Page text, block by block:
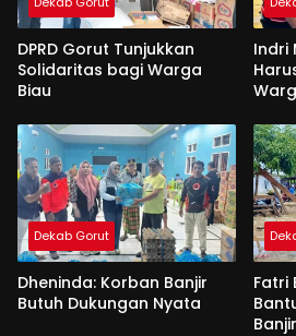
DPRD Gorut Tunjukkan
Solidaritas bagi Warga
Biau
Indri
Dekab Gorut
Dheninda: Korban Banjir
Butuh Dukungan Nyata
Fatri